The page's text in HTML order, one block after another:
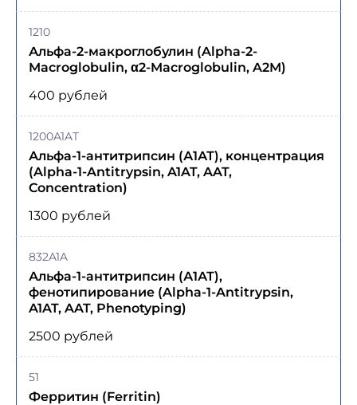
Альфа-2-макроглобулин (Alpha-2-
Macroglobulin, α2-Macroglobulin, A2M)
1210
400 рублей
Альфа-1-антитрипсин (А1АТ), концентрация
(Alpha-1-Antitrypsin, A1AT, AAT,
Concentration)
1200A1AT
1300 рублей
Альфа-1-антитрипсин (А1АТ),
фенотипирование (Alpha-1-Antitrypsin,
A1AT, AAT, Phenotyping)
832A1A
2500 рублей
Ферритин (Ferritin)
51